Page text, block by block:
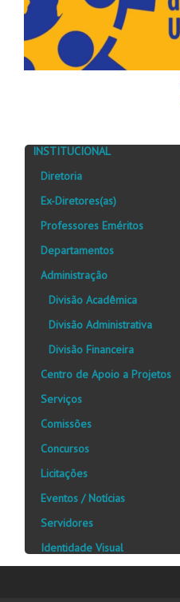
INSTITUCIONAL
Diretoria
Ex-Diretores(as)
Professores Eméritos
Departamentos
Administração
Divisão Acadêmica
Divisão Administrativa
Divisão Financeira
Centro de Apoio a Projetos
Serviços
Comissões
Concursos
Licitações
Eventos / Notícias
Servidores
Identidade Visual